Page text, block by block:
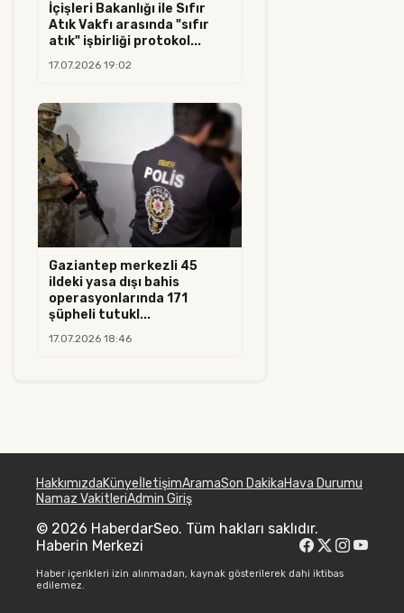
İçişleri Bakanlığı ile Sıfır
Atık Vakfı arasında "sıfır
atık" işbirliği protokol...
17.07.2026 19:02
Gaziantep merkezli 45
ildeki yasa dışı bahis
operasyonlarında 171
şüpheli tutukl...
17.07.2026 18:46
HakkımızdaKünyeİletişimAramaSon DakikaHava Durumu
Namaz VakitleriAdmin Giriş
© 2026 HaberdarSeo. Tüm hakları saklıdır.
Haberin Merkezi
Haber içerikleri izin alınmadan, kaynak gösterilerek dahi iktibas
edilemez.